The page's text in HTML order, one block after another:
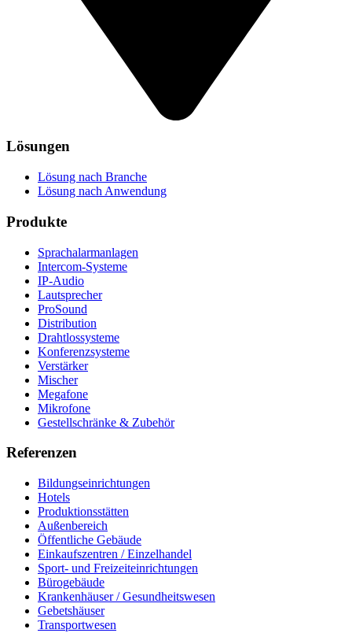
Lösungen
Lösung nach Branche
Lösung nach Anwendung
Produkte
Sprachalarmanlagen
Intercom-Systeme
IP-Audio
Lautsprecher
ProSound
Distribution
Drahtlossysteme
Konferenzsysteme
Verstärker
Mischer
Megafone
Mikrofone
Gestellschränke & Zubehör
Referenzen
Bildungseinrichtungen
Hotels
Produktionsstätten
Außenbereich
Öffentliche Gebäude
Einkaufszentren / Einzelhandel
Sport- und Freizeiteinrichtungen
Bürogebäude
Krankenhäuser / Gesundheitswesen
Gebetshäuser
Transportwesen